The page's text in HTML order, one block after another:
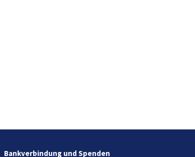
Bankverbindung und Spenden